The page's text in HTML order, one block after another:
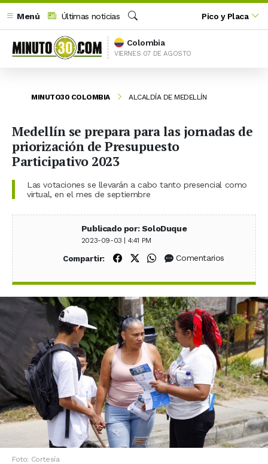
Menú
Últimas noticias
Buscar
Pico y Placa
Colombia
VIERNES 07 DE AGOSTO
MINUTO30 COLOMBIA ALCALDÍA DE MEDELLÍN
Medellín se prepara para las jornadas de
priorización de Presupuesto
Participativo 2023
Las votaciones se llevarán a cabo tanto presencial como
virtual, en el mes de septiembre
Publicado por: SoloDuque
2023-09-03 | 4:41 PM
Compartir: Compartir en Facebook
Compartir en X (Twitter)
Compartir en WhatsApp
Comentarios
Foto: Cortesía